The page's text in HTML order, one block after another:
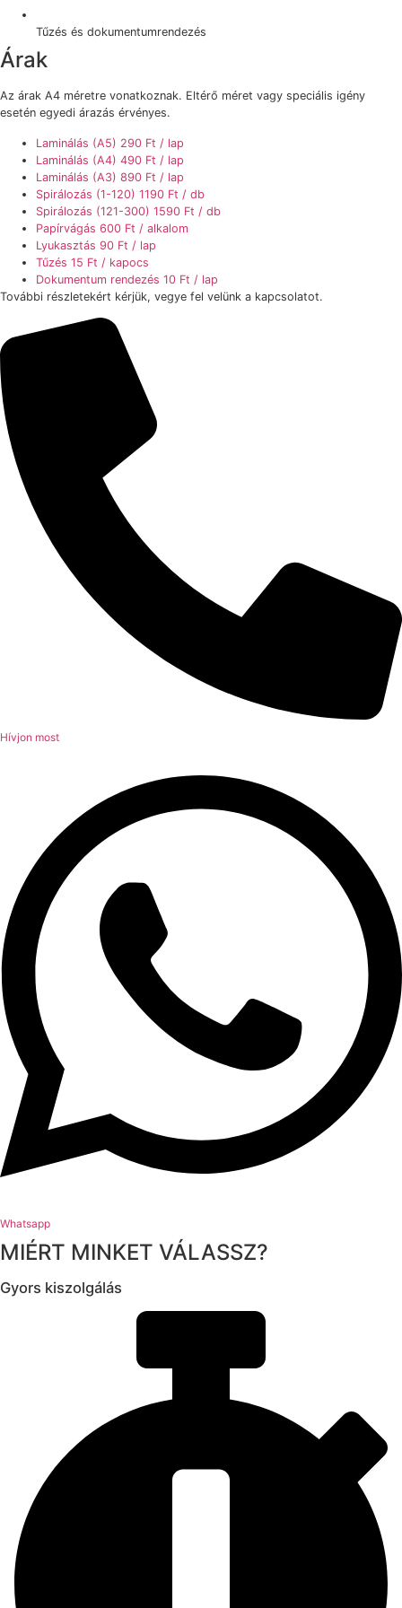
Tűzés és dokumentumrendezés
Árak
Az árak A4 méretre vonatkoznak. Eltérő méret vagy speciális igény
esetén egyedi árazás érvényes.
Laminálás (A5) 290 Ft / lap
Laminálás (A4) 490 Ft / lap
Laminálás (A3) 890 Ft / lap
Spirálozás (1-120) 1190 Ft / db
Spirálozás (121-300) 1590 Ft / db
Papírvágás 600 Ft / alkalom
Lyukasztás 90 Ft / lap
Tűzés 15 Ft / kapocs
Dokumentum rendezés 10 Ft / lap
További részletekért kérjük, vegye fel velünk a kapcsolatot.
Hívjon most
Whatsapp
MIÉRT MINKET VÁLASSZ?
Gyors kiszolgálás